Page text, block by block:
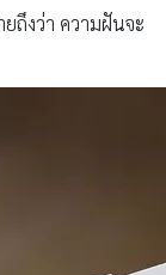
ถึงว่า ความฝันจะ